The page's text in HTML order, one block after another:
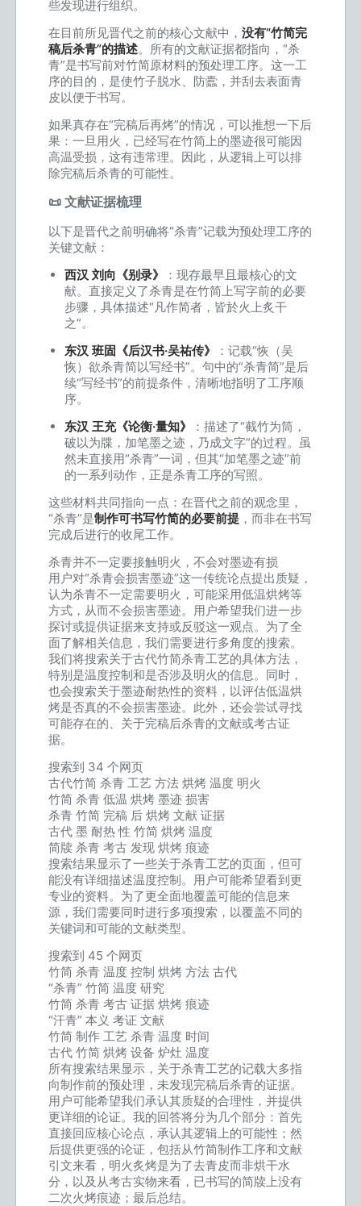
些发现进行组织。
在目前所见晋代之前的核心文献中， 没有“竹简完
稿后杀青”的描述。所有的文献证据都指向，“杀
青”是书写前对竹简原材料的预处理工序。这一工
序的目的，是使竹子脱水、防蠹，并刮去表面青
皮以便于书写。
如果真存在“完稿后再烤”的情况，可以推想一下后
果：一旦用火，已经写在竹简上的墨迹很可能因
高温受损，这有违常理。因此，从逻辑上可以排
除完稿后杀青的可能性。
📜 文献证据梳理
以下是晋代之前明确将“杀青”记载为预处理工序的
关键文献：
西汉 刘向《别录》
：现存最早且最核心的文
献。直接定义了杀青是在竹简上写字前的必要
步骤，具体描述“凡作简者，皆於火上炙干
之”。
东汉 班固《后汉书·吴祐传》
：记载“恢（吴
恢）欲杀青简以写经书”。句中的“杀青简”是后
续“写经书”的前提条件，清晰地指明了工序顺
序。
东汉 王充《论衡·量知》
：描述了“截竹为筒，
破以为牒，加笔墨之迹，乃成文字”的过程。虽
然未直接用“杀青”一词，但其“加笔墨之迹”前
的一系列动作，正是杀青工序的写照。
这些材料共同指向一点：在晋代之前的观念里，
“杀青”是制作可书写竹简的必要前提 ，而非在书写
完成后进行的收尾工作。
杀青并不一定要接触明火，不会对墨迹有损
用户对“杀青会损害墨迹”这一传统论点提出质疑，
认为杀青不一定需要明火，可能采用低温烘烤等
方式，从而不会损害墨迹。用户希望我们进一步
探讨或提供证据来支持或反驳这一观点。为了全
面了解相关信息，我们需要进行多角度的搜索。
我们将搜索关于古代竹简杀青工艺的具体方法，
特别是温度控制和是否涉及明火的信息。同时，
也会搜索关于墨迹耐热性的资料，以评估低温烘
烤是否真的不会损害墨迹。此外，还会尝试寻找
可能存在的、关于完稿后杀青的文献或考古证
据。
搜索到 34 个网页
古代竹简 杀青 工艺 方法 烘烤 温度 明火
竹简 杀青 低温 烘烤 墨迹 损害
杀青 竹简 完稿 后 烘烤 文献 证据
古代 墨 耐热 性 竹简 烘烤 温度
简牍 杀青 考古 发现 烘烤 痕迹
搜索结果显示了一些关于杀青工艺的页面，但可
能没有详细描述温度控制。用户可能希望看到更
专业的资料。为了更全面地覆盖可能的信息来
源，我们需要同时进行多项搜索，以覆盖不同的
关键词和可能的文献类型。
搜索到 45 个网页
竹简 杀青 温度 控制 烘烤 方法 古代
“杀青” 竹简 温度 研究
竹简 杀青 考古 证据 烘烤 痕迹
“汗青” 本义 考证 文献
竹简 制作 工艺 杀青 温度 时间
古代 竹简 烘烤 设备 炉灶 温度
所有搜索结果显示，关于杀青工艺的记载大多指
向制作前的预处理，未发现完稿后杀青的证据。
用户可能希望我们承认其质疑的合理性，并提供
更详细的论证。我的回答将分为几个部分：首先
直接回应核心论点，承认其逻辑上的可能性；然
后提供更强的论证，包括从竹简制作工序和文献
引文来看，明火炙烤是为了去青皮而非烘干水
分，以及从考古实物来看，已书写的简牍上没有
二次火烤痕迹；最后总结。